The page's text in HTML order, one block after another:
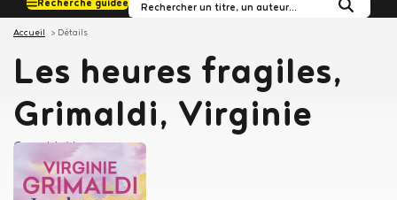
Rechercher dans le
Accueil Détails
Les heures fragiles,
Grimaldi, Virginie
Auteur
Grimaldi, Virginie